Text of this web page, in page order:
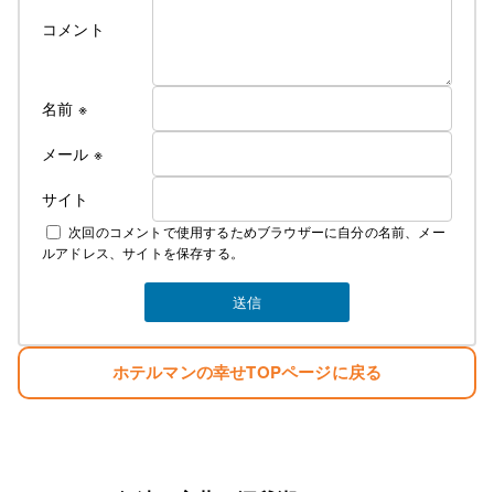
コメント
名前 ※
メール ※
サイト
次回のコメントで使用するためブラウザーに自分の名前、メー
ルアドレス、サイトを保存する。
ホテルマンの幸せTOPページに戻る